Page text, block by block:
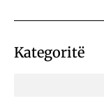
Kategoritë